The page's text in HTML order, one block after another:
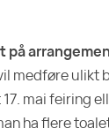
på
medføre ulikt
mai feiring
ha flere